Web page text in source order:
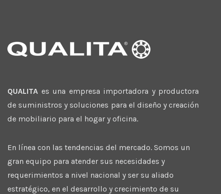
QUALITA es una empresa importadora y productora
de suministros y soluciones para el diseño y creación
de mobiliario para el hogar y oficina.
En línea con las tendencias del mercado. Somos un
gran equipo para atender sus necesidades y
requerimientos a nivel nacional y ser su aliado
estratégico, en el desarrollo y crecimiento de su